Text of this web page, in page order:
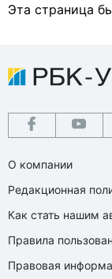
Эта страница
О компании
Редакционная
Как стать нашим
Правила
Правовая